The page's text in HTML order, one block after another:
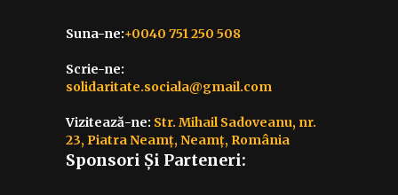
Suna-ne:+0040 751 250 508
Scrie-ne:
solidaritate.sociala@gmail.com
Vizitează-ne: Str. Mihail Sadoveanu, nr.
23, Piatra Neamț, Neamț, România
Sponsori Și Parteneri: